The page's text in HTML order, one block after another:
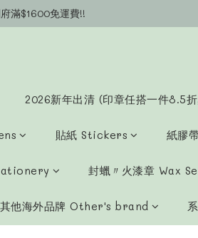
得購物金$20!!!
滿$1600免運費!!
得購物金$20!!!
2026新年出清 (印章任搭一件8.5
貼紙 Stickers 紙膠
封蠟〃火漆章 Wax
其他海外品牌 Other's brand